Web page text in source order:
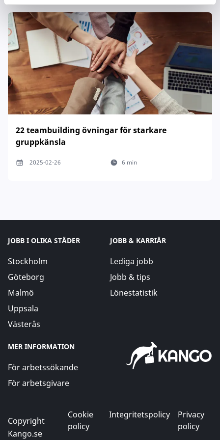
22 teambuilding övningar för starkare
gruppkänsla
2025-02-26 6 min
JOBB I OLIKA STÄDER
Stockholm
Göteborg
Malmö
Uppsala
Västerås
JOBB & KARRIÄR
Lediga jobb
Jobb & tips
Lönestatistik
MER INFORMATION
För arbetssökande
För arbetsgivare
Copyright
Kango.se
Cookie
policy
Integritetspolicy
Privacy
policy